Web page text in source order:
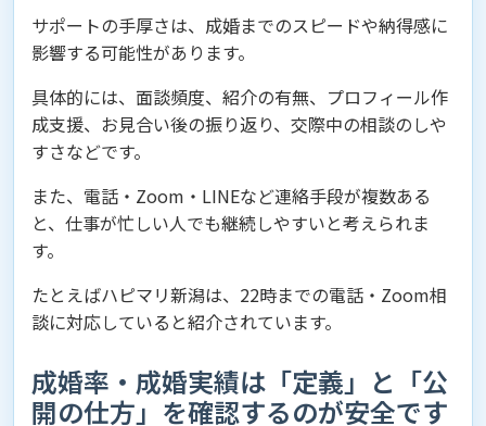
サポートの手厚さは、成婚までのスピードや納得感に
影響する可能性があります。
具体的には、面談頻度、紹介の有無、プロフィール作
成支援、お見合い後の振り返り、交際中の相談のしや
すさなどです。
また、電話・Zoom・LINEなど連絡手段が複数ある
と、仕事が忙しい人でも継続しやすいと考えられま
す。
たとえばハピマリ新潟は、22時までの電話・Zoom相
談に対応していると紹介されています。
成婚率・成婚実績は「定義」と「公
開の仕方」を確認するのが安全です